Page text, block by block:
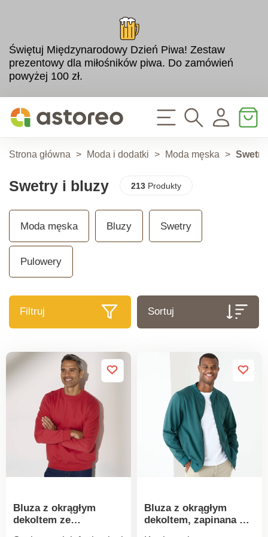
Świętuj Międzynarodowy Dzień Piwa! Zestaw
prezentowy dla miłośników piwa. Do zamówień
powyżej 100 zł.
Strona główna > Moda i dodatki > Moda męska >
Swetry i bluzy 213Produkty
Moda męska Bluzy Swetry
Pulowery
Filtruj Sortuj
Bluza z okrągłym
dekoltem ze
Bluza z okrągłym
dekoltem, zapinana na